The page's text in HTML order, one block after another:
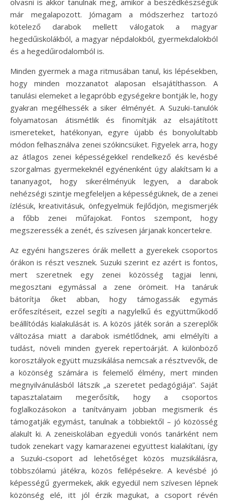
olvasni is akkor tanulnak meg, amikor a beszédkészségük
már megalapozott. Jómagam a módszerhez tartozó
kötelező darabok mellett válogatok a magyar
hegedűiskolákból, a magyar népdalokból, gyermekdalokból
és a hegedűirodalomból is.
Minden gyermek a maga ritmusában tanul, kis lépésekben,
hogy minden mozzanatot alaposan elsajátíthasson. A
tanulási elemeket a legapróbb egységekre bontják le, hogy
gyakran megélhessék a siker élményét. A Suzuki-tanulók
folyamatosan átismétlik és finomítják az elsajátított
ismereteket, hatékonyan, egyre újabb és bonyolultabb
módon felhasználva zenei szókincsüket. Figyelek arra, hogy
az átlagos zenei képességekkel rendelkező és kevésbé
szorgalmas gyermekeknél egyénenként úgy alakítsam ki a
tananyagot, hogy sikerélményük legyen, a darabok
nehézségi szintje megfeleljen a képességüknek, de a zenei
ízlésük, kreativitásuk, önfegyelmük fejlődjön, megismerjék
a főbb zenei műfajokat. Fontos szempont, hogy
megszeressék a zenét, és szívesen járjanak koncertekre.
Az egyéni hangszeres órák mellett a gyerekek csoportos
órákon is részt vesznek. Suzuki szerint ez azért is fontos,
mert szeretnek egy zenei közösség tagjai lenni,
megosztani egymással a zene örömeit. Ha tanáruk
bátorítja őket abban, hogy támogassák egymás
erőfeszítéseit, ezzel segíti a nagylelkű és együttműködő
beállítódás kialakulását is. A közös játék során a szereplők
változása miatt a darabok ismétlődnek, ami elmélyíti a
tudást, növeli minden gyerek repertoárját. A különböző
korosztályok együtt muzsikálása nemcsak a résztvevők, de
a közönség számára is felemelő élmény, mert minden
megnyilvánulásból látszik „a szeretet pedagógiája”. Saját
tapasztalataim megerősítik, hogy a csoportos
foglalkozásokon a tanítványaim jobban megismerik és
támogatják egymást, tanulnak a többiektől – jó közösség
alakult ki. A zeneiskolában egyedüli vonós tanárként nem
tudok zenekart vagy kamarazenei együttest kialakítani, így
a Suzuki-csoport ad lehetőséget közös muzsikálásra,
többszólamú játékra, közös fellépésekre. A kevésbé jó
képességű gyermekek, akik egyedül nem szívesen lépnek
közönség elé, itt jól érzik magukat, a csoport révén